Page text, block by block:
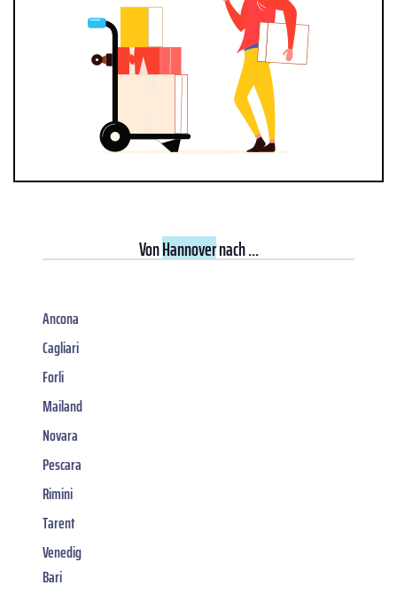
VonHannovernach ...
Ancona
Cagliari
Forli
Mailand
Novara
Pescara
Rimini
Tarent
Venedig
Bari